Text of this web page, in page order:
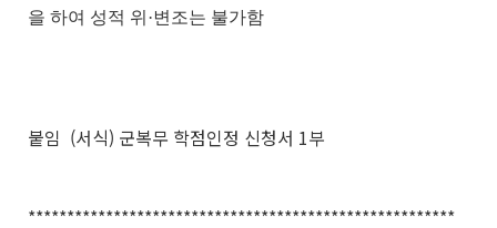
을 하여 성적 위·변조는 불가함
붙임 (서식) 군복무 학점인정 신청서 1부
*******************************************************